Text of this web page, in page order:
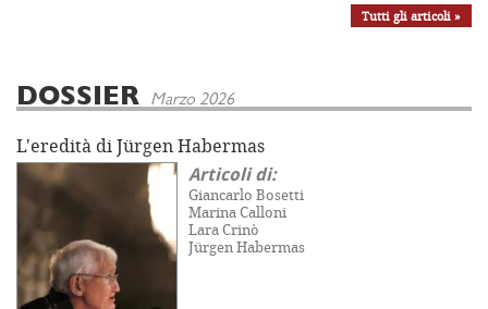
Tutti gli articoli »
DOSSIER Marzo 2026
L'eredità di Jürgen Habermas
Articoli di:
Giancarlo Bosetti
Marina Calloni
Lara Crinò
Jürgen Habermas